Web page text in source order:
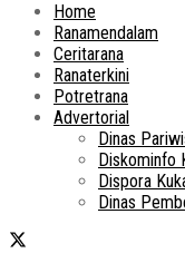
Home
Ranamendalam
Ceritarana
Ranaterkini
Potretrana
Advertorial
Dinas
Diskominfo
Dispora
Dinas